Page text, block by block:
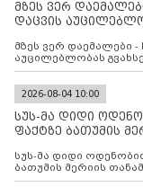
მზეს ვერ
დაცვის
მზეს ვერ დაემალები -
აუცილებლობას
2026-08-04 10:00
სუს-მა დიდი
ფაქტზე ბათუმის
სუს-მა დიდი ოდენობით ქრთამის მოთხოვნისა და აღების ფაქტზე
ბათუმის მერიის